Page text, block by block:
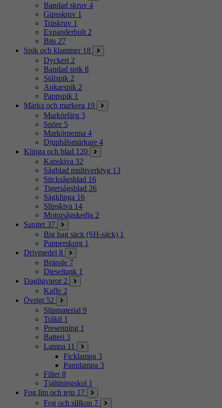
Bandad skruv 4
Gipsskruv 1
Träskruv 1
Expanderbult 2
Bits 27
Spik och klammer 18
Dyckert 2
Bandad spik 8
Stålspik 2
Ankarspik 2
Pappspik 1
Märka och markera 19
Markörfärg 3
Snöre 5
Markörpenna 4
Djuphålsmärkare 4
Klinga och blad 120
Kapskiva 32
Sågblad multiverktyg 13
Sticksågsblad 16
Tigersågsblad 26
Sågklinga 16
Slipskiva 14
Motorsågskedja 2
Sanitet 37
Big bag säck (SH-säck) 1
Papperskorg 1
Drivmedel 8
Bränsle 7
Dieseltank 1
Dagligvaror 2
Kaffe 2
Övrigt 52
Slipmaterial 9
Träkil 1
Presenning 1
Batteri 3
Lampa 11
Ficklampa 3
Pannlampa 3
Filter 8
Tjältiningskol 1
Fog lim och tejp 17
Fog och silikon 7